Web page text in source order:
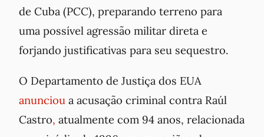
de Cuba (PCC), preparando terreno para
uma possível agressão militar direta e
forjando justificativas para seu sequestro.
O Departamento de Justiça dos EUA
anunciou a acusação criminal contra Raúl
Castro, atualmente com 94 anos, relacionada